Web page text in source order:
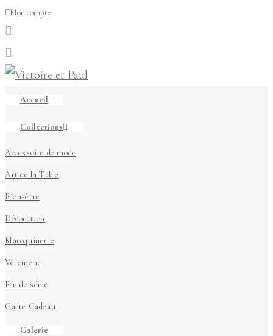
Mon compte
Accueil
Collections
Accessoire de mode
Art de la Table
Bien-être
Décoration
Maroquinerie
Vêtement
Fin de série
Carte Cadeau
Galerie